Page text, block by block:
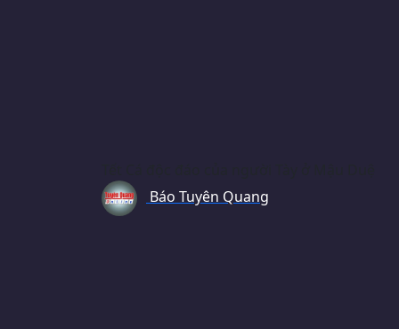
Báo Tuyên Quang